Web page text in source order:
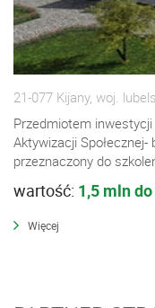
21-077 Kijany, woj.
Przedmiotem
Aktywizacji
przeznaczony do
wartość: 1,5 mln
Więcej